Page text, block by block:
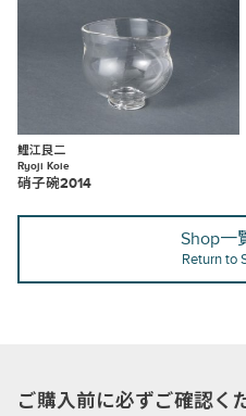
鯉江良二
Ryoji Koie
硝子碗2014
Shop一
Return to
ご購入前に必ずご確認く